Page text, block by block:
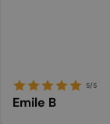
5/5
Emile B